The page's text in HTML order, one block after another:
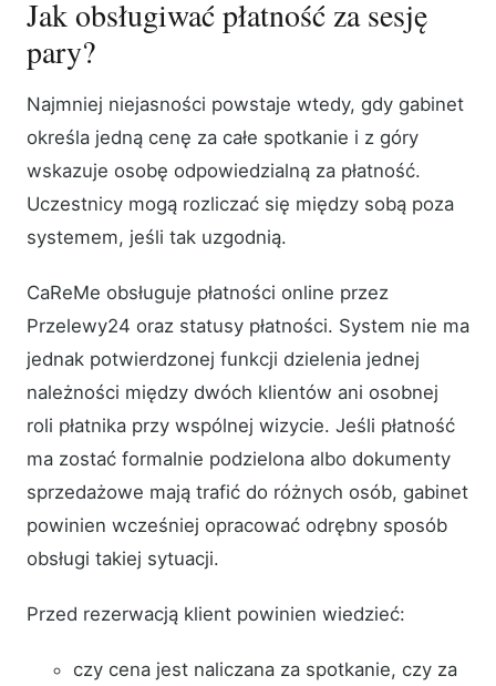
Jak obsługiwać płatność za sesję
pary?
Najmniej niejasności powstaje wtedy, gdy gabinet
określa jedną cenę za całe spotkanie i z góry
wskazuje osobę odpowiedzialną za płatność.
Uczestnicy mogą rozliczać się między sobą poza
systemem, jeśli tak uzgodnią.
CaReMe obsługuje płatności online przez
Przelewy24 oraz statusy płatności. System nie ma
jednak potwierdzonej funkcji dzielenia jednej
należności między dwóch klientów ani osobnej
roli płatnika przy wspólnej wizycie. Jeśli płatność
ma zostać formalnie podzielona albo dokumenty
sprzedażowe mają trafić do różnych osób, gabinet
powinien wcześniej opracować odrębny sposób
obsługi takiej sytuacji.
Przed rezerwacją klient powinien wiedzieć:
czy cena jest naliczana za spotkanie, czy za